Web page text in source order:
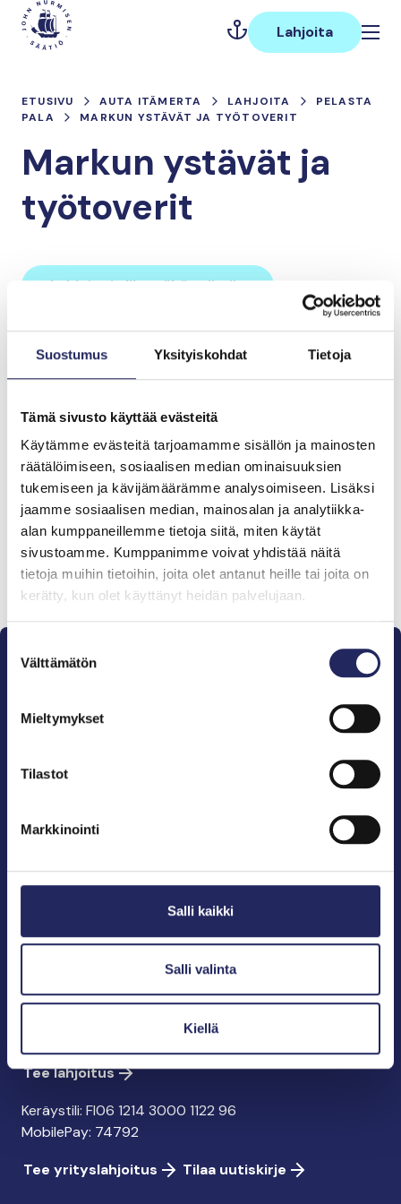
Suostumus Yksityiskohdat Tietoja
Tämä sivusto käyttää evästeitä
Käytämme evästeitä tarjoamamme sisällön ja mainosten
räätälöimiseen, sosiaalisen median ominaisuuksien
tukemiseen ja kävijämäärämme analysoimiseen. Lisäksi
jaamme sosiaalisen median, mainosalan ja analytiikka-
alan kumppaneillemme tietoja siitä, miten käytät
sivustoamme. Kumppanimme voivat yhdistää näitä
tietoja muihin tietoihin, joita olet antanut heille tai joita on
kerätty, kun olet käyttänyt heidän palvelujaan.
valinta
Välttämätön
Mieltymykset
Tilastot
Markkinointi
Salli kaikki
Salli valinta
Kiellä
Hyppää
sisältöön
Päävalikko
Lahjoita
ETUSIVU AUTA ITÄMERTA LAHJOITA
PELASTA
PALA
MARKUN YSTÄVÄT JA TYÖTOVERIT
Markun ystävät ja
työtoverit
Lahjoita ja liity tähän tiimiin
Tiimin lahjoitukset yhteensä:
0 €
Tiimille tehdyt
lahjoitukset
Lahjoita ja liity tähän tiimiin
sukupolville.
John Nurmisen Säätiö on Itämeren suojelija, meren
merikirjallisuuden kustantaja.
John Nurmisen Säätiö sr.
00240 Helsinki
y-tunnus: 0895353-5
Tee lahjoitus
Keräystili: FI06 1214 3000 1122 96
MobilePay: 74792
Tee yrityslahjoitus
Tilaa uutiskirje